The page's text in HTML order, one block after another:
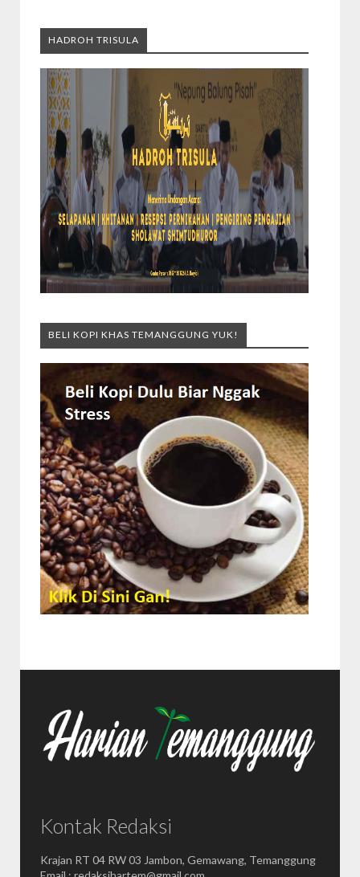
HADROH TRISULA
BELI KOPI KHAS TEMANGGUNG YUK!
Kontak Redaksi
Krajan RT 04 RW 03 Jambon, Gemawang, Temanggung